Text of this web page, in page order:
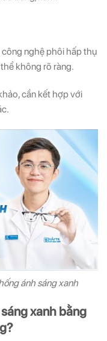
nghệ phôi hấp thụ
không rõ ràng.
cần kết hợp với
ánh sáng xanh
xanh bằng